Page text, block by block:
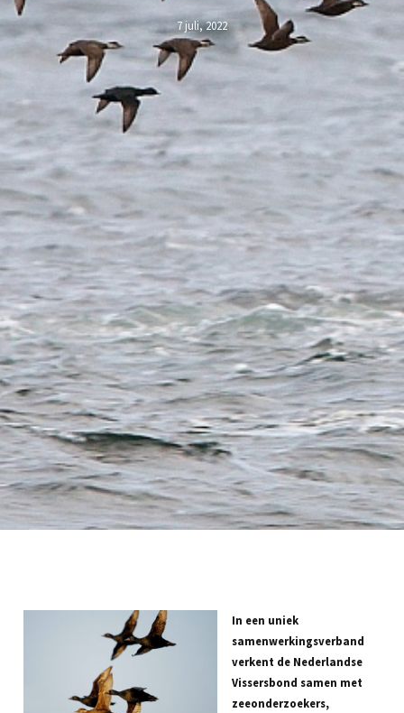
7 juli, 2022
In een uniek
samenwerkingsverband
verkent de Nederlandse
Vissersbond samen met
zeeonderzoekers,